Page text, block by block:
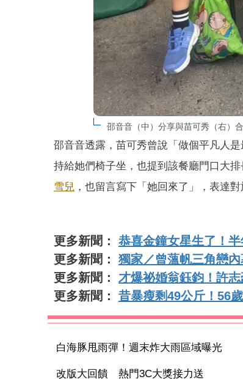
邵音音（中）分享與苗可秀（右）
邵音音透露，苗可秀曾說「做個平凡人
持給她們椅子坐，也提到該餐廳門口大
雪兒 ，也留言寫下「她回來了」，表達
更多新聞： 恭喜金鐘女星生了！
更多新聞： 獨家／曾薀帆三角戀
更多新聞： 才爆祕婚翁鈺鈞！許
更多新聞： 昔暴瘦剩49公斤！56
白海豚甩雨彈！週末炸大雨區域曝光
改版大回饋 熱門3C大獎接力送